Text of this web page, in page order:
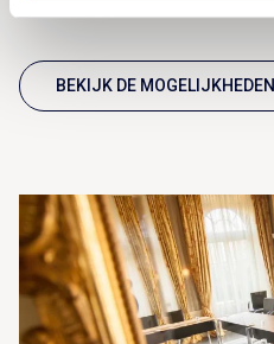
BEKIJK DE MOGELIJKHEDEN